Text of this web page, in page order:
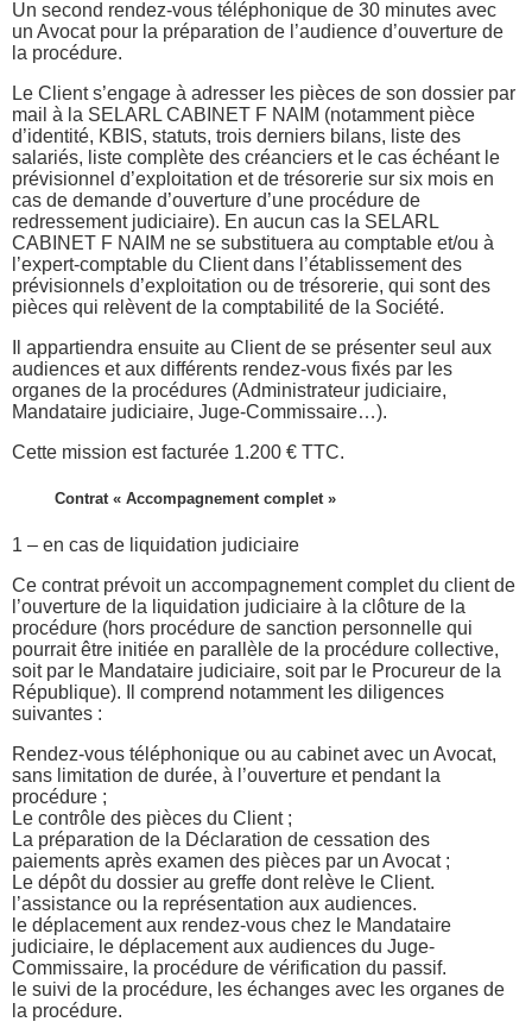
Un second rendez-vous téléphonique de 30 minutes avec
un Avocat pour la préparation de l’audience d’ouverture de
la procédure.
Le Client s’engage à adresser les pièces de son dossier par
mail à la SELARL CABINET F NAIM (notamment pièce
d’identité, KBIS, statuts, trois derniers bilans, liste des
salariés, liste complète des créanciers et le cas échéant le
prévisionnel d’exploitation et de trésorerie sur six mois en
cas de demande d’ouverture d’une procédure de
redressement judiciaire). En aucun cas la SELARL
CABINET F NAIM ne se substituera au comptable et/ou à
l’expert-comptable du Client dans l’établissement des
prévisionnels d’exploitation ou de trésorerie, qui sont des
pièces qui relèvent de la comptabilité de la Société.
Il appartiendra ensuite au Client de se présenter seul aux
audiences et aux différents rendez-vous fixés par les
organes de la procédures (Administrateur judiciaire,
Mandataire judiciaire, Juge-Commissaire…).
Cette mission est facturée 1.200 € TTC.
Contrat « Accompagnement complet »
1 – en cas de liquidation judiciaire
Ce contrat prévoit un accompagnement complet du client de
l’ouverture de la liquidation judiciaire à la clôture de la
procédure (hors procédure de sanction personnelle qui
pourrait être initiée en parallèle de la procédure collective,
soit par le Mandataire judiciaire, soit par le Procureur de la
République). Il comprend notamment les diligences
suivantes :
Rendez-vous téléphonique ou au cabinet avec un Avocat,
sans limitation de durée, à l’ouverture et pendant la
procédure ;
Le contrôle des pièces du Client ;
La préparation de la Déclaration de cessation des
paiements après examen des pièces par un Avocat ;
Le dépôt du dossier au greffe dont relève le Client.
l’assistance ou la représentation aux audiences.
le déplacement aux rendez-vous chez le Mandataire
judiciaire, le déplacement aux audiences du Juge-
Commissaire, la procédure de vérification du passif.
le suivi de la procédure, les échanges avec les organes de
la procédure.